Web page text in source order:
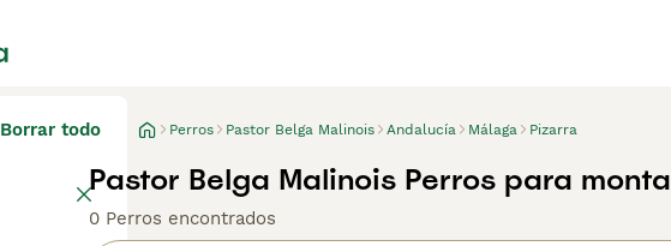
Borrar todo Perros Pastor Belga Malinois Andalucía Málaga Pizarra
Pastor Belga Malinois Perros para monta
0 Perros encontrados